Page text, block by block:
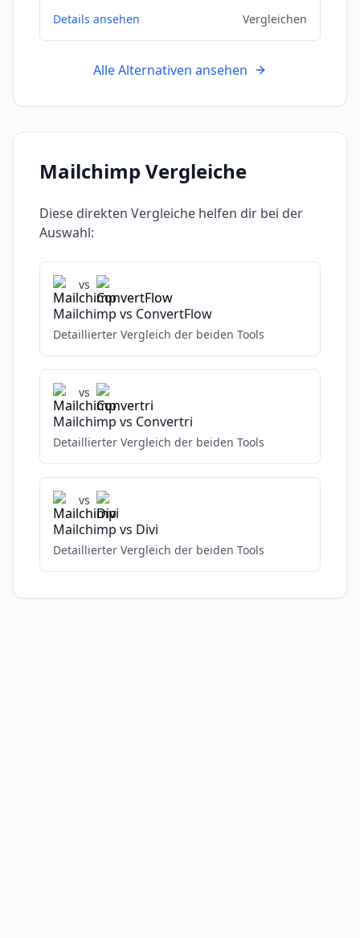
Details ansehen
Vergleichen
Alle Alternativen ansehen
Mailchimp Vergleiche
Diese direkten Vergleiche helfen dir bei der
Auswahl:
vs
Mailchimp vs ConvertFlow
Detaillierter Vergleich der beiden Tools
vs
Mailchimp vs Convertri
Detaillierter Vergleich der beiden Tools
vs
Mailchimp vs Divi
Detaillierter Vergleich der beiden Tools